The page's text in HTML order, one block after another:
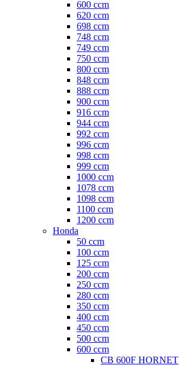
600 ccm
620 ccm
698 ccm
748 ccm
749 ccm
750 ccm
800 ccm
848 ccm
888 ccm
900 ccm
916 ccm
944 ccm
992 ccm
996 ccm
998 ccm
999 ccm
1000 ccm
1078 ccm
1098 ccm
1100 ccm
1200 ccm
Honda
50 ccm
100 ccm
125 ccm
200 ccm
250 ccm
280 ccm
350 ccm
400 ccm
450 ccm
500 ccm
600 ccm
CB 600F HORNET